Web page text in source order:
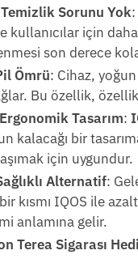
Sorunu Yok:
kullanıcılar için
son derece
Ömrü: Cihaz,
Bu özellik,
Tasarım:
kalacağı bir
için uygundur.
Alternatif:
kısmı IQOS ile
anlamına gelir.
Terea Sigarası